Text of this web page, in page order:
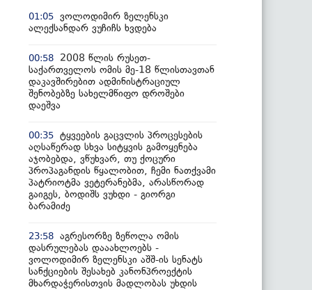
01:05 ვოლოდიმირ ზელენსკი
ალექსანდარ ვუჩიჩს ხვდება
00:58
2008 წლის რუსეთ-
საქართველოს ომის მე-18 წლისთავთან
დაკავშირებით ადმინისტრაციულ
შენობებზე სახელმწიფო დროშები
დაეშვა
00:35 ტყვეების გაცვლის პროცესების
აღსაწერად სხვა სიტყვის გამოყენება
აჯობებდა, ვწუხვარ, თუ ქოცური
პროპაგანდის წყალობით, ჩემი ნათქვამი
პატრიოტმა ვეტერანებმა, არასწორად
გაიგეს, ბოდიშს ვუხდი - გიორგი
ბარამიძე
23:58 აგრესორზე ზეწოლა ომის
დასრულებას დააახლოებს -
ვოლოდიმირ ზელენსკი აშშ-ის სენატს
სანქციების შესახებ კანონპროექტის
მხარდაჭერისთვის მადლობას უხდის